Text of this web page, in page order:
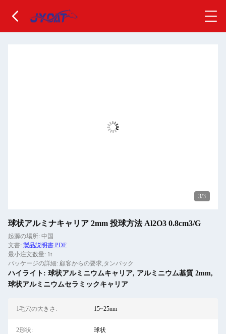
3/3
球状アルミナキャリア 2mm 投球方法 Al2O3 0.8cm3/G
起源の場所: 中国
文書: 製品説明書 PDF
最小注文数量: 1t
パッケージの詳細: 顧客からの要求,タンパック
ハイライト: 球状アルミニウムキャリア, アルミニウム基質 2mm,
球状アルミニウムセラミックキャリア
1毛穴の大きさ: 15~25nm
2形状: 球状